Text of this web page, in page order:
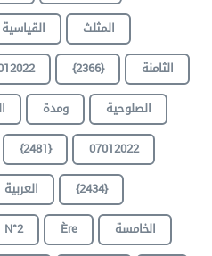
القياسية
المثلث
{2366}
الثامنة
ومدة
الصلوحية
{2481}
07012022
العربية
{2434}
N°2 Ère
الخامسة